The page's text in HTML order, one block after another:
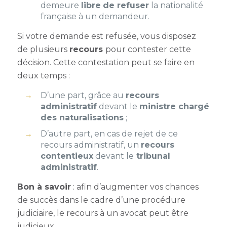
demeure libre de refuserla nationalité
française à un demandeur.
Si votre demande est refusée, vous disposez
de plusieurs recours pour contester cette
décision. Cette contestation peut se faire en
deux temps :
D’une part, grâce au recours
administratifdevant le ministre chargé
des naturalisations;
D’autre part, en cas de rejet de ce
recours administratif, un recours
contentieuxdevant le tribunal
administratif.
Bon à savoir: afin d’augmenter vos chances
de succès dans le cadre d’une procédure
judiciaire, le recours à un avocat peut être